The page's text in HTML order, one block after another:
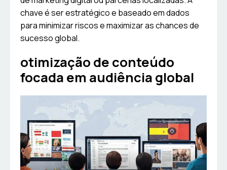
chave é ser estratégico e baseado em dados
para minimizar riscos e maximizar as chances de
sucesso global.
otimização de conteúdo
focada em audiência global